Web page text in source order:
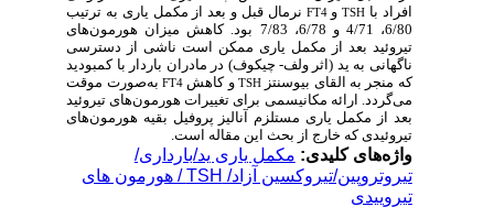
افراد با
TSHو FT4نرمال قبل و بعد از مکمل یاری به ترتیب
6/80، 4/71 و 6/78، 7/83 بود. کاهش میزان هورمون‌های
تیروئید بعد از مکمل یاری ممکن است ناشی از دسترسی
ناگهانی به ید (اثر ولف- چیکوف) در مادران باردار با کمبودید
که منجر به القای بیوسنتزTSHو کاهشFT4به‌صورت موقت
می‌گردد. ارائه مکانیسمی برای تغییرات هورمون‌های تیروئید
بعد از مکمل یاری مستلزم آنالیز پروفیل بقیه هورمون‌های
تیروئیدی که خارج از بحث این مقاله است.
واژه‌های کلیدی:مکمل یاری ید/بارداری/
تیروتروپین/تیروکسین آزاد/ TSH / هورمون های
تیروییدی